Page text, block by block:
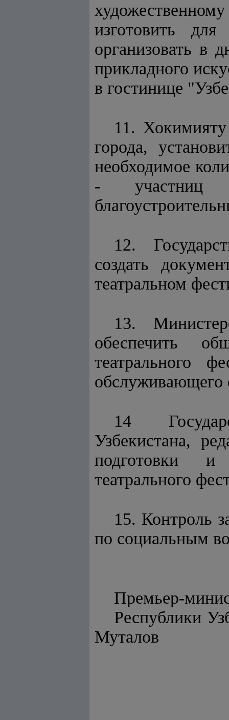
изготовить
организовать в
прикладного
в гостинице
11.
города,
необходимое
- участниц
12.
создать
театральном
13.
обеспечить
театрального
обслуживающего
14
Узбекистана,
подготовки и
театрального
15. Контроль
по социальным
Премьер-
Муталов